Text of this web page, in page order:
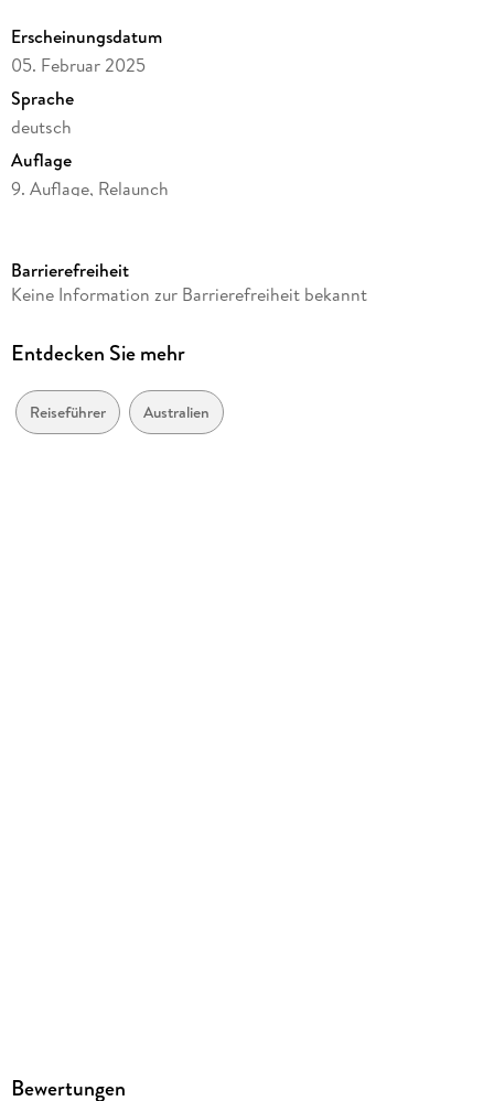
Erscheinungsdatum
05. Februar 2025
Sprache
deutsch
Auflage
9. Auflage, Relaunch
Reihe
Autor/Autorin
Verlag/Hersteller
Mairdumont
Barrierefreiheit
Keine Information zur Barrierefreiheit bekannt
Entdecken Sie mehr
Reiseführer Australien
Bewertungen